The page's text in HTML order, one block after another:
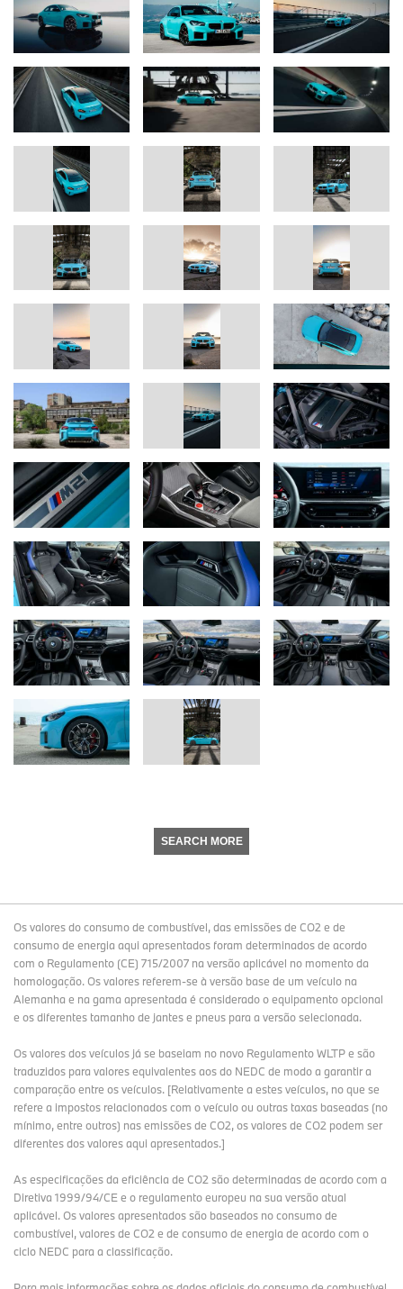
SEARCH MORE
Os valores do consumo de combustível, das emissões de CO2 e de
consumo de energia aqui apresentados foram determinados de acordo
com o Regulamento (CE) 715/2007 na versão aplicável no momento da
homologação. Os valores referem-se à versão base de um veículo na
Alemanha e na gama apresentada é considerado o equipamento opcional
e os diferentes tamanho de jantes e pneus para a versão selecionada.
Os valores dos veículos já se baseiam no novo Regulamento WLTP e são
traduzidos para valores equivalentes aos do NEDC de modo a garantir a
comparação entre os veículos. [Relativamente a estes veículos, no que se
refere a impostos relacionados com o veículo ou outras taxas baseadas (no
mínimo, entre outros) nas emissões de CO2, os valores de CO2 podem ser
diferentes dos valores aqui apresentados.]
As especificações da eficiência de CO2 são determinadas de acordo com a
Diretiva 1999/94/CE e o regulamento europeu na sua versão atual
aplicável. Os valores apresentados são baseados no consumo de
combustível, valores de CO2 e de consumo de energia de acordo com o
ciclo NEDC para a classificação.